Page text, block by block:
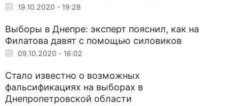
19.10.2020 - 19:28
Выборы в Днепре: эксперт пояснил, как на
Филатова давят с помощью силовиков
09.10.2020 - 16:02
Стало известно о возможных
фальсификациях на выборах в
Днепропетровской области